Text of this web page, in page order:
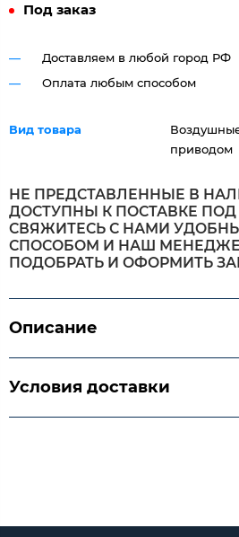
Под заказ
Доставляем в любой город РФ
Оплата любым способом
Вид товара
приводом
НЕ ПРЕДСТАВЛЕННЫЕ В
ДОСТУПНЫ К ПОСТАВКЕ ПОД
СВЯЖИТЕСЬ С НАМИ
СПОСОБОМ И НАШ
ПОДОБРАТЬ И ОФОРМИТЬ
Описание
Условия доставки